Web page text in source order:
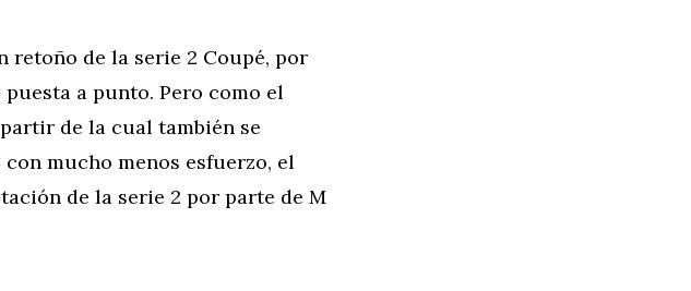
retoño de la serie 2 Coupé, por
a punto. Pero como el
de la cual también se
mucho menos esfuerzo, el
de la serie 2 por parte de M